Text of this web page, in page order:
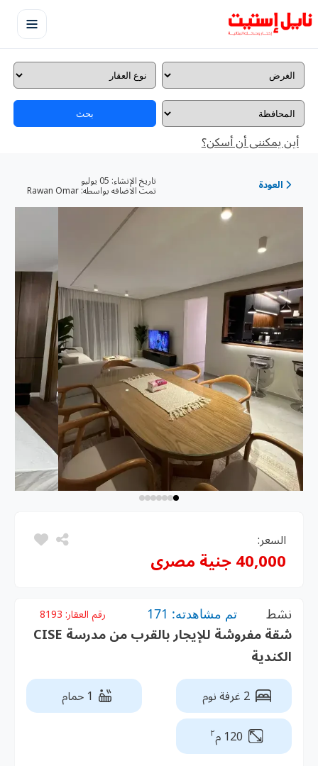
بحث
أين يمكننى أن أسكن؟
العودة تاريخ الإنشاء:
تمت الاضافه بواسطه: Rawan Omar
السعر:
40,000 جنية مصرى
نشط تم مشاهدته: 171 رقم العقار: 8193
شقة مفروشة للإيجار بالقرب من مدرسة CISE
الكندية
2 غرفة نوم 1 حمام
120 م ٢